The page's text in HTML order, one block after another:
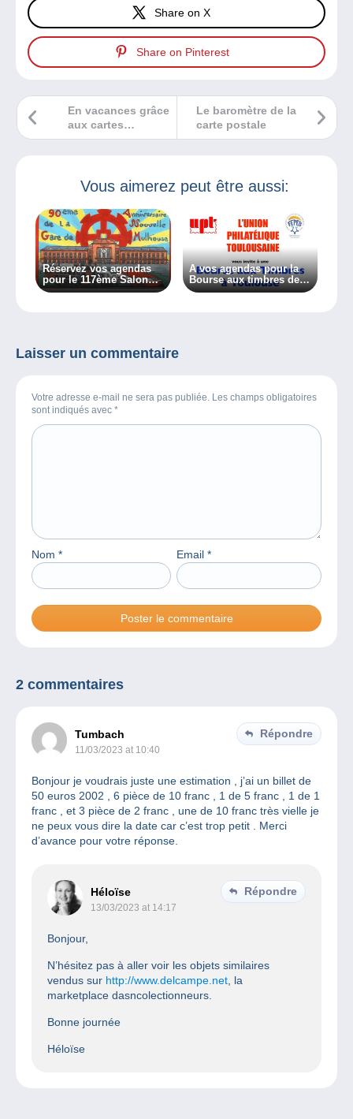
Share on X
Share on Pinterest
Le baromètre de la
carte postale
En vacances grâce
aux cartes
postales
Vous aimerez peut être aussi:
Réservez vos agendas
pour le 117ème Salon
des collectionneurs et
A vos agendas pour la
Bourse aux timbres de
Toulouse !
Laisser un commentaire
Votre adresse e-mail ne sera pas publiée. Les champs obligatoires
sont indiqués avec *
Nom * Email *
2 commentaires
Tumbach
11/03/2023 at 10:40
Répondre
Bonjour je voudrais juste une estimation , j’ai un billet de
50 euros 2002 , 6 pièce de 10 franc , 1 de 5 franc , 1 de 1
franc , et 3 pièce de 2 franc , une de 10 franc très vielle je
ne peux vous dire la date car c’est trop petit . Merci
d’avance pour votre réponse.
Héloïse
13/03/2023 at 14:17
Répondre
Bonjour,
N’hésitez pas à aller voir les objets similaires
vendus sur http://www.delcampe.net , la
marketplace dasncolectionneurs.
Bonne journée
Héloïse